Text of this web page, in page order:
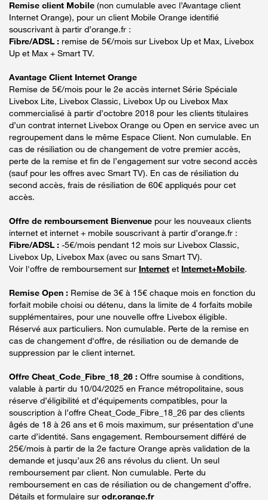
Remise client Mobile (non cumulable avec l’Avantage client
Internet Orange), pour un client Mobile Orange identifié
souscrivant à partir d’orange.fr :
Fibre/ADSL : remise de 5€/mois sur Livebox Up et Max, Livebox
Up et Max + Smart TV.
Avantage Client Internet Orange
Remise de 5€/mois pour le 2e accès internet Série Spéciale
Livebox Lite, Livebox Classic, Livebox Up ou Livebox Max
commercialisé à partir d’octobre 2018 pour les clients titulaires
d’un contrat internet Livebox Orange ou Open en service avec un
regroupement dans le même Espace Client. Non cumulable. En
cas de résiliation ou de changement de votre premier accès,
perte de la remise et fin de l’engagement sur votre second accès
(sauf pour les offres avec Smart TV). En cas de résiliation du
second accès, frais de résiliation de 60€ appliqués pour cet
accès.
Offre de remboursement Bienvenue pour les nouveaux clients
internet et internet + mobile souscrivant à partir d’orange.fr :
Fibre/ADSL : -5€/mois pendant 12 mois sur Livebox Classic,
Livebox Up, Livebox Max (avec ou sans Smart TV).
Voir l'offre de remboursement sur Internet et Internet+Mobile.
Remise Open : Remise de 3€ à 15€ chaque mois en fonction du
forfait mobile choisi ou détenu, dans la limite de 4 forfaits mobile
supplémentaires, pour une nouvelle offre Livebox éligible.
Réservé aux particuliers. Non cumulable. Perte de la remise en
cas de changement d'offre, de résiliation ou de demande de
suppression par le client internet.
Offre Cheat_Code_Fibre_18_26 : Offre soumise à conditions,
valable à partir du 10/04/2025 en France métropolitaine, sous
réserve d’éligibilité et d’équipements compatibles, pour la
souscription à l’offre Cheat_Code_Fibre_18_26 par des clients
âgés de 18 à 26 ans et 6 mois maximum, sur présentation d’une
carte d’identité. Sans engagement. Remboursement différé de
25€/mois à partir de la 2e facture Orange après validation de la
demande et jusqu’aux 26 ans révolus du client. Un seul
remboursement par client. Non cumulable. Perte du
remboursement en cas de résiliation ou de changement d’offre.
Détails et formulaire sur odr.orange.fr